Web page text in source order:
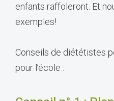
enfants raffoleront. Et
exemples!
Conseils de diététistes
pour l’école :